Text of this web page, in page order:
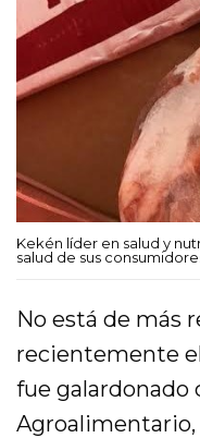
Kekén líder en salud y
salud de sus
No está de más
recientemente
fue galardonado